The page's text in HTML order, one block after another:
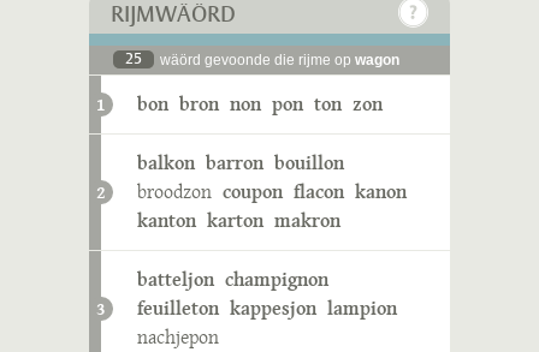
RIJMWÄÖRD
25 wäörd gevoonde die rijme op wagon
1 bon bron non pon ton zon
2
balkon barron bouillon
broodzon coupon flacon kanon
kanton karton makron
3
batteljon champignon
feuilleton kappesjon lampion
nachjepon